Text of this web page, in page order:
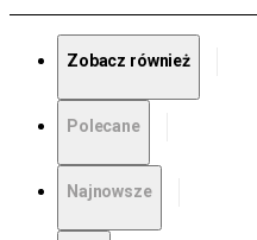
Zobacz również
Polecane
Najnowsze